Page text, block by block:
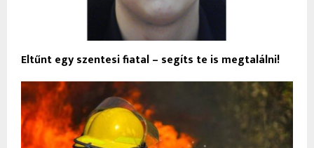
Eltűnt egy szentesi fiatal – segíts te is megtalálni!